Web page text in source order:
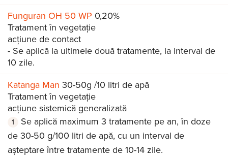
Funguran OH 50 WP 0,20%
Tratament în vegetație
acțiune de contact
- Se aplică la ultimele două tratamente, la interval de
10 zile.
Katanga Man 30-50g /10 litri de apă
Tratament în vegetație
acțiune sistemică generalizată
Se aplică maximum 3 tratamente pe an, în doze
de 30-50 g/100 litri de apă, cu un interval de
așteptare între tratamente de 10-14 zile.